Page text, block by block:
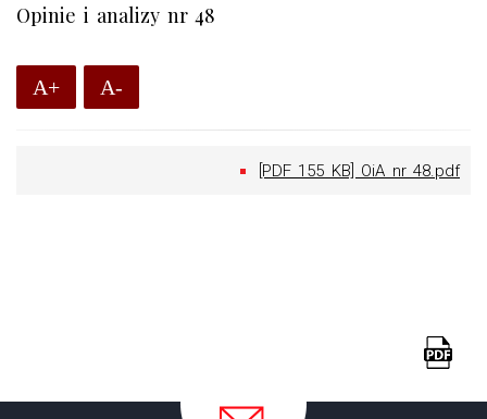
Opinie i analizy nr 48
A+ A-
[PDF 155 KB] OiA nr 48.pdf